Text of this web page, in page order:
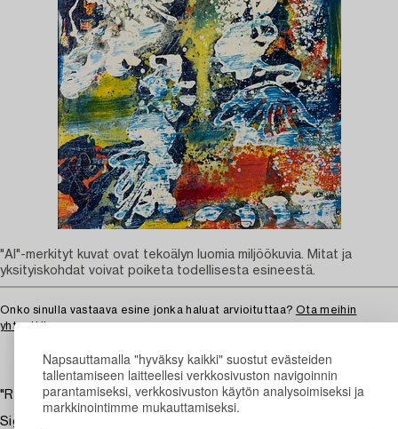
Napsauttamalla "hyväksy kaikki" suostut evästeiden
tallentamiseen laitteellesi verkkosivuston navigoinnin
parantamiseksi, verkkosivuston käytön analysoimiseksi ja
markkinointimme mukauttamiseksi.
Onko sinulla vastaava esine jonka haluat arvioituttaa? Ota meihin
yhteyttä
"Raven Minds".
Signed P. Nyborg on the reverse. Canvas 131 x 55 cm.
"AI"-merkityt kuvat ovat tekoälyn luomia miljöökuvia. Mitat ja
yksityiskohdat voivat poiketa todellisesta esineestä.